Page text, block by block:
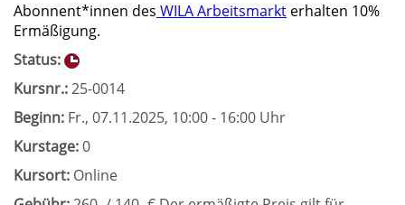
Abonnent*innen des WILA Arbeitsmarkt erhalten 10%
Ermäßigung.
Status:
Kursnr.:25-0014
Beginn: Fr., 07.11.2025, 10:00 - 16:00 Uhr
Kurstage:0
Kursort: Online